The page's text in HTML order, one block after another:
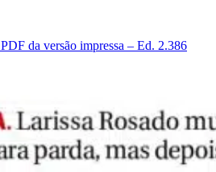
da versão impressa – Ed. 2.386